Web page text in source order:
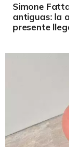
Simone
antiguas: la
presente